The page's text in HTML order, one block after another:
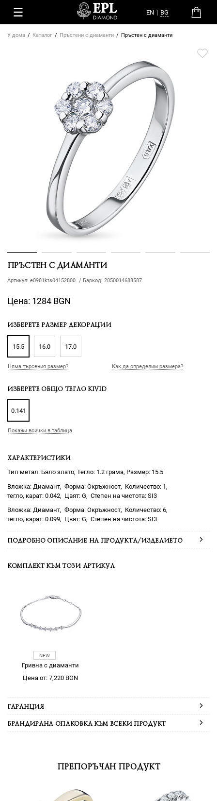
EN | BG
У дома Каталог Пръстени с диаманти Пръстен с диаманти
ПРЪСТЕН С ДИАМАНТИ
Артикул: e0901kts04152800 / Баркод: 2050014688587
Цена: 1284 BGN
ИЗБЕРЕТЕ РАЗМЕР ДЕКОРАЦИИ
15.5 16.0 17.0
Няма търсения размер? Как да определим размера?
ИЗБЕРЕТЕ ОБЩО ТЕГЛО KIVID
0.141
Покажи всички в таблица
ХАРАКТЕРИСТИКИ
Тип метал: Бяло злато, Тегло: 1.2 грама, Размер: 15.5
Диамант
Окръжност
1
0.042
G
SI3
Диамант
Окръжност
6
0.099
G SI3
ПОДРОБНО ОПИСАНИЕ НА ПРОДУКТА/ИЗДЕЛИЕТО
КОМПЛЕКТ КЪМ ТОЗИ АРТИКУЛ
Гривна с диаманти
Цена от: 7,220 BGN
ГАРАНЦИЯ
БРАНДИРАНА ОПАКОВКА КЪМ ВСЕКИ ПРОДУКТ
ПРЕПОРЪЧАН ПРОДУКТ